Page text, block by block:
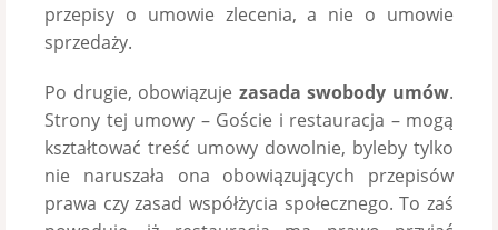
przepisy o umowie zlecenia, a nie o umowie
sprzedaży.
Po drugie, obowiązuje zasada swobody umów.
Strony tej umowy – Goście i restauracja – mogą
kształtować treść umowy dowolnie, byleby tylko
nie naruszała ona obowiązujących przepisów
prawa czy zasad współżycia społecznego. To zaś